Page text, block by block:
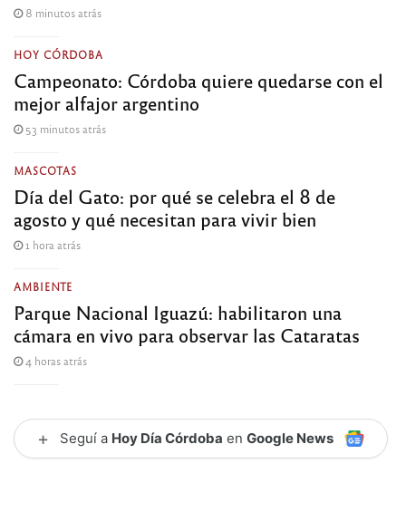
8 minutos atrás
HOY CÓRDOBA
Campeonato: Córdoba quiere quedarse con el
mejor alfajor argentino
53 minutos atrás
MASCOTAS
Día del Gato: por qué se celebra el 8 de
agosto y qué necesitan para vivir bien
1 hora atrás
AMBIENTE
Parque Nacional Iguazú: habilitaron una
cámara en vivo para observar las Cataratas
4 horas atrás
+ Seguí a Hoy Día Córdoba en Google News